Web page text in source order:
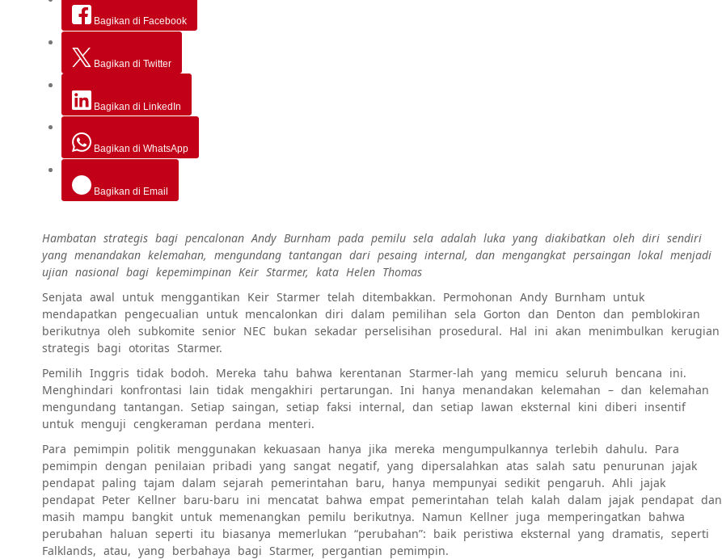
Bagikan di Facebook
Bagikan di Twitter
Bagikan di LinkedIn
Bagikan di WhatsApp
Bagikan di Email
Hambatan strategis bagi pencalonan Andy Burnham pada pemilu sela adalah luka yang diakibatkan oleh diri sendiri
yang menandakan kelemahan, mengundang tantangan dari pesaing internal, dan mengangkat persaingan lokal menjadi
ujian nasional bagi kepemimpinan Keir Starmer, kata Helen Thomas
Senjata awal untuk menggantikan Keir Starmer telah ditembakkan. Permohonan Andy Burnham untuk
mendapatkan pengecualian untuk mencalonkan diri dalam pemilihan sela Gorton dan Denton dan pemblokiran
berikutnya oleh subkomite senior NEC bukan sekadar perselisihan prosedural. Hal ini akan menimbulkan kerugian
strategis bagi otoritas Starmer.
Pemilih Inggris tidak bodoh. Mereka tahu bahwa kerentanan Starmer-lah yang memicu seluruh bencana ini.
Menghindari konfrontasi lain tidak mengakhiri pertarungan. Ini hanya menandakan kelemahan – dan kelemahan
mengundang tantangan. Setiap saingan, setiap faksi internal, dan setiap lawan eksternal kini diberi insentif
untuk menguji cengkeraman perdana menteri.
Para pemimpin politik menggunakan kekuasaan hanya jika mereka mengumpulkannya terlebih dahulu. Para
pemimpin dengan penilaian pribadi yang sangat negatif, yang dipersalahkan atas salah satu penurunan jajak
pendapat paling tajam dalam sejarah pemerintahan baru, hanya mempunyai sedikit pengaruh. Ahli jajak
pendapat Peter Kellner baru-baru ini mencatat bahwa empat pemerintahan telah kalah dalam jajak pendapat dan
masih mampu bangkit untuk memenangkan pemilu berikutnya. Namun Kellner juga memperingatkan bahwa
perubahan haluan seperti itu biasanya memerlukan “perubahan”: baik peristiwa eksternal yang dramatis, seperti
Falklands, atau, yang berbahaya bagi Starmer, pergantian pemimpin.